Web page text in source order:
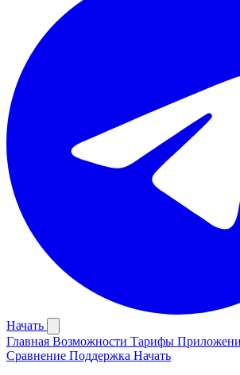
Начать
Главная Возможности Тарифы
Сравнение Поддержка Начать